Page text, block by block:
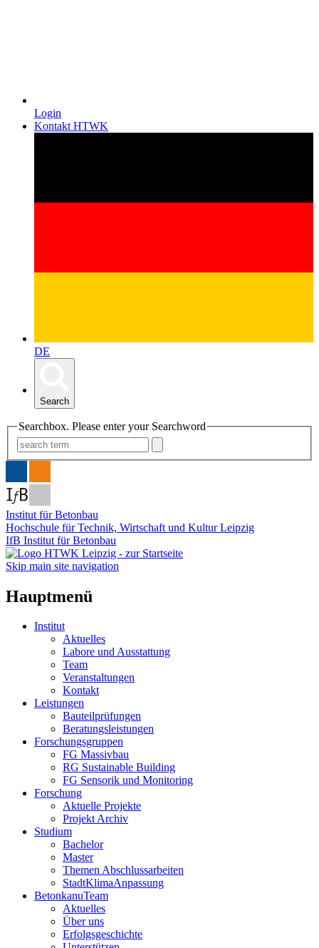
Login
Kontakt HTWK
DE
Search
Searchbox. Please enter your Searchword
Institut für Betonbau
Hochschule für Technik, Wirtschaft und Kultur Leipzig
IfB Institut für Betonbau
Skip main site navigation
Hauptmenü
Institut
Aktuelles
Labore und Ausstattung
Team
Veranstaltungen
Kontakt
Leistungen
Bauteilprüfungen
Beratungsleistungen
Forschungsgruppen
FG Massivbau
RG Sustainable Building
FG Sensorik und Monitoring
Forschung
Aktuelle Projekte
Projekt Archiv
Studium
Bachelor
Master
Themen Abschlussarbeiten
StadtKlimaAnpassung
BetonkanuTeam
Aktuelles
Über uns
Erfolgsgeschichte